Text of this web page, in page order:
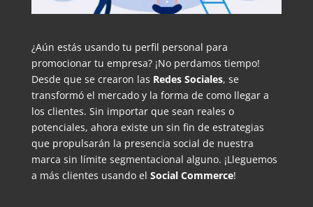
¿Aún estás usando tu perfil personal para
promocionar tu empresa? ¡No perdamos tiempo!
Desde que se crearon las Redes Sociales, se
transformó el mercado y la forma de como llegar a
los clientes. Sin importar que sean reales o
potenciales, ahora existe un sin fin de estrategias
que propulsarán la presencia social de nuestra
marca sin límite segmentacional alguno. ¡Lleguemos
a más clientes usando el Social Commerce!